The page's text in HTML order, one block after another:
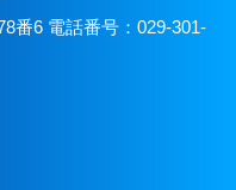
番6 電話番号：029-301-